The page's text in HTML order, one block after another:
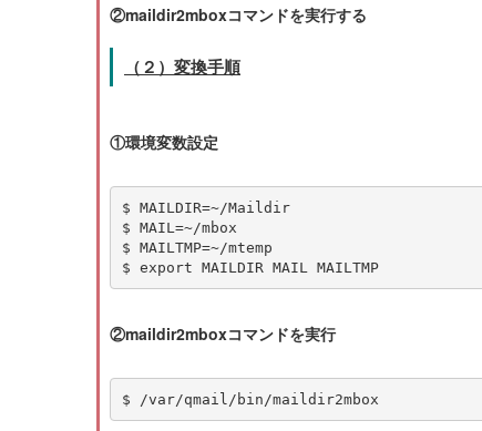
②maildir2mboxコマンドを実行する
（２）変換手順
①環境変数設定
$ MAILDIR=~/Maildir
$ MAIL=~/mbox
$ MAILTMP=~/mtemp
$ export MAILDIR MAIL MAILTMP
②maildir2mboxコマンドを実行